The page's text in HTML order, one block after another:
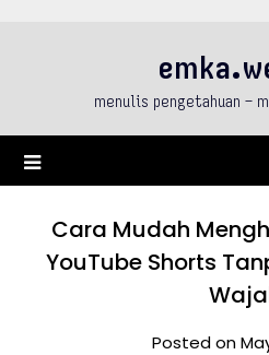
menulis pengetahuan –
Cara Mudah
YouTube Shorts
Posted on